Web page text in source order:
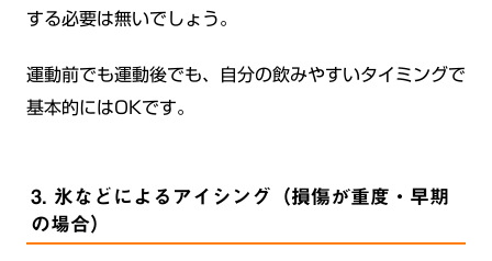
する必要は無いでしょう。
運動前でも運動後でも、自分の飲みやすいタイミングで
基本的にはOKです。
3. 氷などによるアイシング（損傷が重度・早期
の場合）